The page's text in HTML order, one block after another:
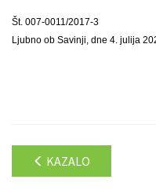
Št. 007-0011/2017-3
Ljubno ob Savinji, dne 4. julija
KAZALO